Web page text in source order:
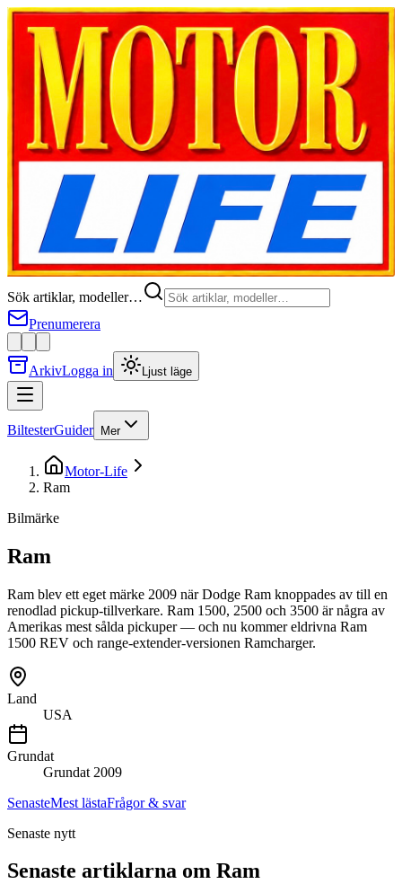
Sök artiklar, modeller…
Prenumerera
ArkivLogga in Ljust läge
BiltesterGuider Mer
Motor-Life
Ram
Bilmärke
Ram
Ram blev ett eget märke 2009 när Dodge Ram knoppades av till en
renodlad pickup-tillverkare. Ram 1500, 2500 och 3500 är några av
Amerikas mest sålda pickuper — och nu kommer eldrivna Ram
1500 REV och range-extender-versionen Ramcharger.
Land
USA
Grundat
Grundat 2009
SenasteMest lästaFrågor & svar
Senaste nytt
Senaste artiklarna om Ram